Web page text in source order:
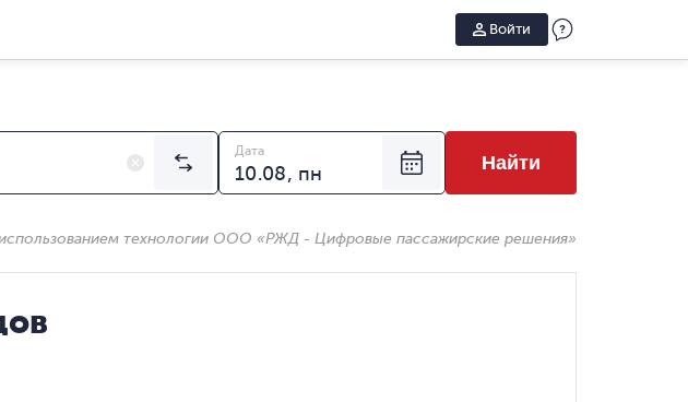
Войти
Дата
Найти
технологии ООО «РЖД - Цифровые пассажирские решения»